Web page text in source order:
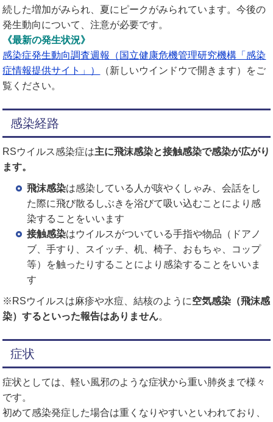
続した増加がみられ、夏にピークがみられています。今後の
発生動向について、注意が必要です。
《最新の発生状況》
感染症発生動向調査週報（国立健康危機管理研究機構「感染
症情報提供サイト」）
（新しいウインドウで開きます） をご
覧ください。
感染経路
RSウイルス感染症は主に飛沫感染と接触感染で感染が広がり
ます。
飛沫感染は感染している人が咳やくしゃみ、会話をし
た際に飛び散るしぶきを浴びて吸い込むことにより感
染することをいいます
接触感染はウイルスがついている手指や物品（ドアノ
ブ、手すり、スイッチ、机、椅子、おもちゃ、コップ
等）を触ったりすることにより感染することをいいま
す
※RSウイルスは麻疹や水痘、結核のように空気感染（飛沫感
染）するといった報告はありません。
症状
症状としては、軽い風邪のような症状から重い肺炎まで様々
です。
初めて感染発症した場合は重くなりやすいといわれており、